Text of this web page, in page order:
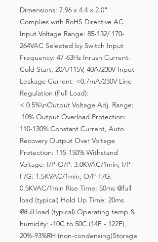
Dimensions: 7.96 x 4.4 x 2.0"
Complies with RoHS Directive AC
Input Voltage Range: 85-132/ 170-
264VAC Selected by Switch Input
Frequency: 47-63Hz Inrush Current:
Cold Start, 20A/115V, 40A/230V Input
Leakage Current: <0.7mA/230V Line
Regulation (Full Load):
< 0.5%\nOutput Voltage Adj. Range:
10% Output Overload Protection:
110-130% Constant Current, Auto
Recovery Output Over Voltage
Protection: 115-150% Withstand
Voltage: I/P-O/P: 3.0KVAC/1min; I/P-
F/G: 1.5KVAC/1min; O/P-F/G:
0.5KVAC/1min Rise Time: 50ms @full
load (typical) Hold Up Time: 20ms
@full load (typical) Operating temp.&
humidity: -10C to 50C (14F - 122F),
20%-93%RH (non-condensing)Storage